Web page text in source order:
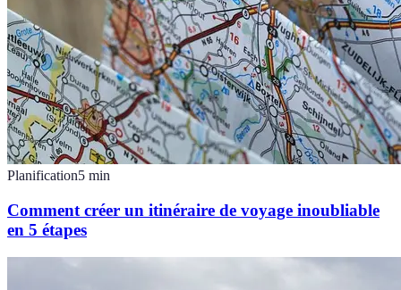
Planification5 min
Comment créer un itinéraire de voyage inoubliable
en 5 étapes